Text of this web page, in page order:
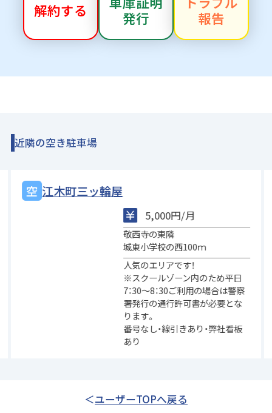
解約する
発行
報告
近隣の空き駐車場
江木町三ッ輪屋
5,000円/月
敬西寺の東隣
城東小学校の西100ｍ
人気のエリアです！
※スクールゾーン内のため平日
7：30～8：30ご利用の場合は警察
署発行の通行許可書が必要とな
ります。
番号なし・線引きあり・弊社看板
あり
ユーザーTOPへ戻る